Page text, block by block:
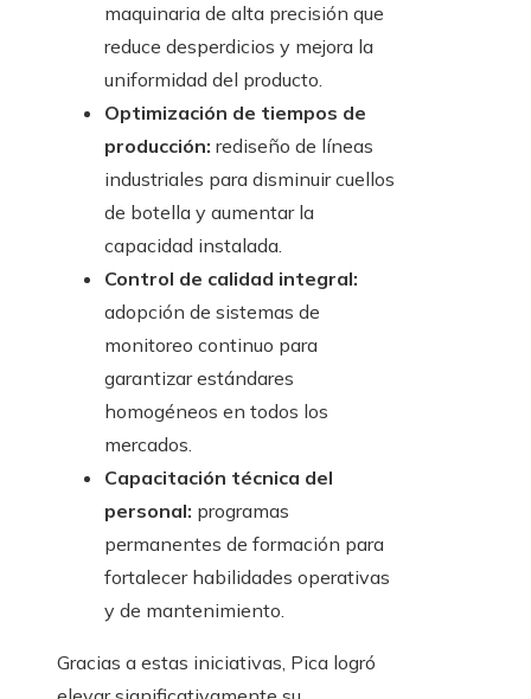
maquinaria de alta precisión que
reduce desperdicios y mejora la
uniformidad del producto.
Optimización de tiempos de
producción: rediseño de líneas
industriales para disminuir cuellos
de botella y aumentar la
capacidad instalada.
Control de calidad integral:
adopción de sistemas de
monitoreo continuo para
garantizar estándares
homogéneos en todos los
mercados.
Capacitación técnica del
personal: programas
permanentes de formación para
fortalecer habilidades operativas
y de mantenimiento.
Gracias a estas iniciativas, Pica logró